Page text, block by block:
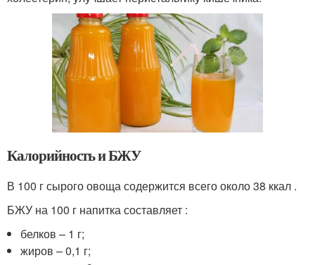
Калорийность и БЖУ
В 100 г сырого овоща содержится всего около 38 ккал .
БЖУ на 100 г напитка составляет :
белков – 1 г;
жиров – 0,1 г;